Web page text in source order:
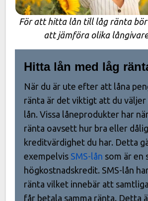
För att hitta lån till låg ränta
att jämföra olika
Hitta lån med låg
När du är ute efter att låna
ränta är det viktigt att du
lån. Vissa låneprodukter har
ränta oavsett hur bra eller dålig
kreditvärdighet du har. Detta
exempelvis SMS-lån som är en
högkostnadskredit. SMS-lån
ränta vilket innebär att
får betala samma ränta. Detta